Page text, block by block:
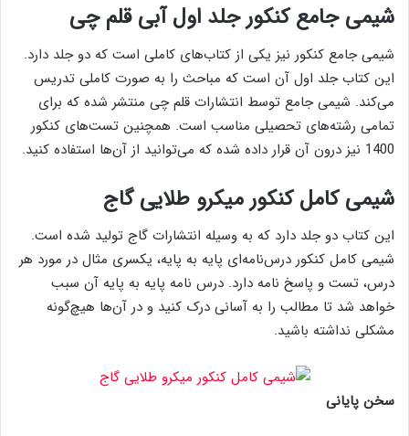
شیمی جامع کنکور جلد اول آبی قلم چی
شیمی جامع کنکور نیز یکی از کتاب‌های کاملی است که دو جلد دارد.
این کتاب جلد اول آن است که مباحث را به ‌صورت کاملی تدریس
می‌کند. شیمی جامع توسط انتشارات قلم چی منتشر شده که برای
تمامی رشته‌های تحصیلی مناسب است. همچنین تست‌های کنکور
1400 نیز درون آن قرار داده شده که می‌توانید از آن‌ها استفاده کنید.
شیمی کامل کنکور میکرو طلایی گاج
این کتاب دو جلد دارد که به‌ وسیله انتشارات گاج تولید شده است.
شیمی کامل کنکور درس‌نامه‌ای پایه به پایه، یکسری مثال در مورد هر
درس، تست‌ و پاسخ‌ نامه دارد. درس‌ نامه پایه به پایه آن سبب
خواهد شد تا مطالب را به ‌آسانی درک کنید و در آن‌ها هیچ‌گونه
مشکلی نداشته باشید.
سخن پایانی